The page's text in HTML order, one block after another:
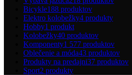
Bicykle188 produktov
Elektro kolobežky4 produkty
Hobby1 produkt
Kolobežky40 produktov
Komponenty1 577 produktov
Oblečenie a móda43 produktov
Produkty na predajni37 produktov
Sport2 produkty